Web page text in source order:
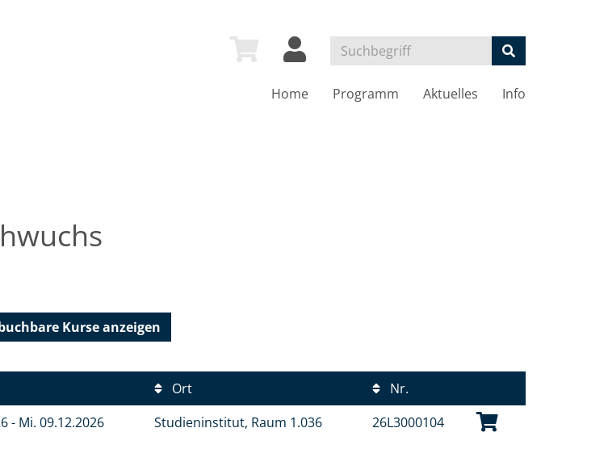
Home Programm Aktuelles Info
Kurse anzeigen
Ort
Nr.
- Mi. 09.12.2026 Studieninstitut, Raum 1.036 26L3000104